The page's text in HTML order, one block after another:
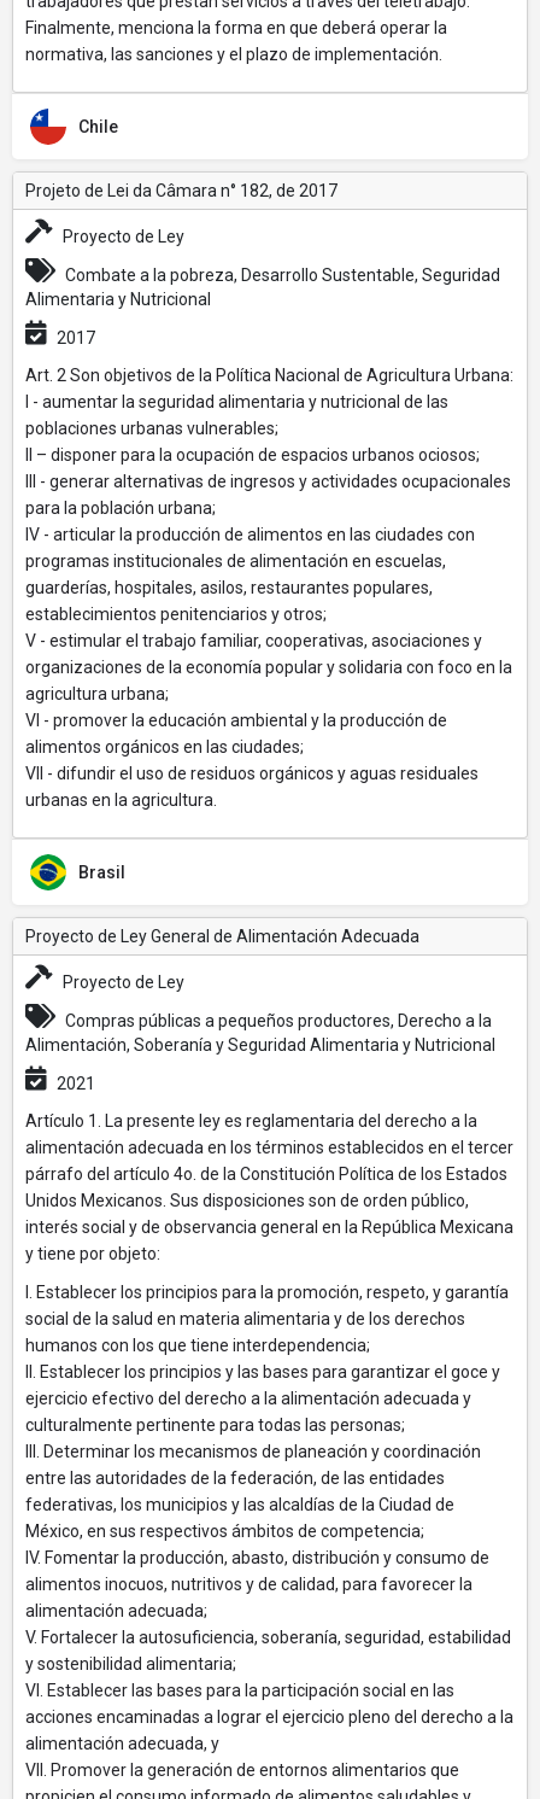
Finalmente, menciona la forma en que deberá operar la
normativa, las sanciones y el plazo de implementación.
Chile
Projeto de Lei da Câmara n° 182, de 2017
Proyecto de Ley
Combate a la pobreza, Desarrollo Sustentable, Seguridad
Alimentaria y Nutricional
2017
Art. 2 Son objetivos de la Política Nacional de Agricultura Urbana:
I - aumentar la seguridad alimentaria y nutricional de las
poblaciones urbanas vulnerables;
II – disponer para la ocupación de espacios urbanos ociosos;
III - generar alternativas de ingresos y actividades ocupacionales
para la población urbana;
IV - articular la producción de alimentos en las ciudades con
programas institucionales de alimentación en escuelas,
guarderías, hospitales, asilos, restaurantes populares,
establecimientos penitenciarios y otros;
V - estimular el trabajo familiar, cooperativas, asociaciones y
organizaciones de la economía popular y solidaria con foco en la
agricultura urbana;
VI - promover la educación ambiental y la producción de
alimentos orgánicos en las ciudades;
VII - difundir el uso de residuos orgánicos y aguas residuales
urbanas en la agricultura.
Brasil
Proyecto de Ley General de Alimentación Adecuada
Proyecto de Ley
Compras públicas a pequeños productores, Derecho a la
Alimentación, Soberanía y Seguridad Alimentaria y Nutricional
2021
Artículo 1. La presente ley es reglamentaria del derecho a la
alimentación adecuada en los términos establecidos en el tercer
párrafo del artículo 4o. de la Constitución Política de los Estados
Unidos Mexicanos. Sus disposiciones son de orden público,
interés social y de observancia general en la República Mexicana
y tiene por objeto:
I. Establecer los principios para la promoción, respeto, y garantía
social de la salud en materia alimentaria y de los derechos
humanos con los que tiene interdependencia;
II. Establecer los principios y las bases para garantizar el goce y
ejercicio efectivo del derecho a la alimentación adecuada y
culturalmente pertinente para todas las personas;
III. Determinar los mecanismos de planeación y coordinación
entre las autoridades de la federación, de las entidades
federativas, los municipios y las alcaldías de la Ciudad de
México, en sus respectivos ámbitos de competencia;
IV. Fomentar la producción, abasto, distribución y consumo de
alimentos inocuos, nutritivos y de calidad, para favorecer la
alimentación adecuada;
V. Fortalecer la autosuficiencia, soberanía, seguridad, estabilidad
y sostenibilidad alimentaria;
VI. Establecer las bases para la participación social en las
acciones encaminadas a lograr el ejercicio pleno del derecho a la
alimentación adecuada, y
VIl. Promover la generación de entornos alimentarios que